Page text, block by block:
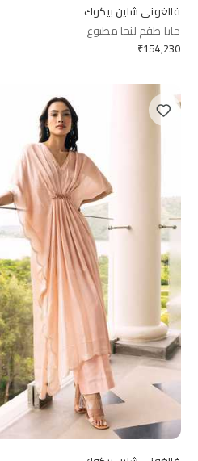
فالغوني شاين بيكوك
جايا طقم لنجا مطبوع
₹154,230